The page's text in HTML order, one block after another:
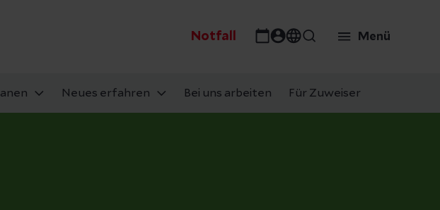
Notfall Menü
Neues erfahren Bei uns arbeiten Für Zuweiser